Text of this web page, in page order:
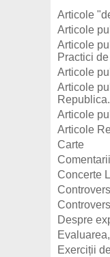
Articole
Articole
Articole
Practici
Articole
Articole
Articole
Articole
Carte
Concerte
Despre
Exerciții